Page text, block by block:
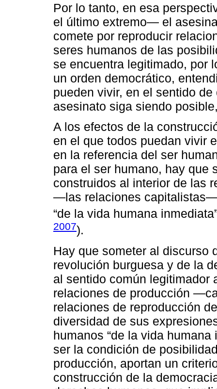
Por lo tanto, en esa
el último extremo― el
comete por reproducir
seres humanos de las
se encuentra legitimado,
un orden democrático,
pueden vivir, en el sentido
asesinato siga siendo
A los efectos de la
en el que todos puedan vivir
en la referencia del ser
para el ser humano, hay que
construidos al interior de las
―las relaciones
“de la vida humana
2007).
Hay que someter al discurso
revolución burguesa y de la
al sentido común legitimador
relaciones de producción
relaciones de reproducción
diversidad de sus
humanos “de la vida
ser la condición de
producción, aportan un
construcción de la